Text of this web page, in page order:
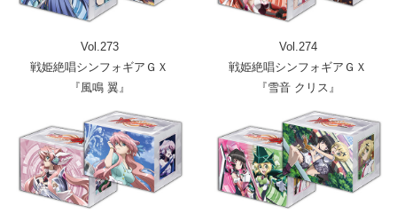
Vol.273
戦姫絶唱シンフォギアＧＸ
『風鳴 翼』
Vol.274
戦姫絶唱シンフォギアＧＸ
『雪音 クリス』